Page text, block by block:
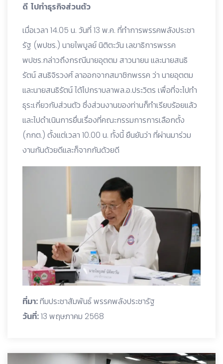
ดี ไปทำธุรกิจส่วนตัว
เมื่อเวลา 14.05 น. วันที่ 13 พ.ค. ที่ทำการพรรคพลังประชา
รัฐ (พปชร.) นายไพบูลย์ นิติตะวัน เลขาธิการพรรค
พปชร.กล่าวถึงกรณีนายอุตตม สาวนายน และนายสนธิ
รัตน์ สนธิจิรวงศ์ ลาออกจากสมาชิกพรรค ว่า นายอุตตม
และนายสนธิรัตน์ ได้ไปกราบลาพล.อ.ประวิตร เพื่อที่จะไปทำ
ธุระเกี่ยวกับส่วนตัว ซึ่งส่วนงานของท่านก็ทำเรียบร้อยแล้ว
และไปดำเนินการยื่นเรื่องที่คณะกรรมการการเลือกตั้ง
(กกต.) ตั้งแต่เวลา 10.00 น. ทั้งนี้ ยืนยันว่า ที่ผ่านมาร่วม
งานกันด้วยดีและก็จากกันด้วยดี
ที่มา:ทีมประชาสัมพันธ์ พรรคพลังประชารัฐ
วันที่:13 พฤษภาคม 2568